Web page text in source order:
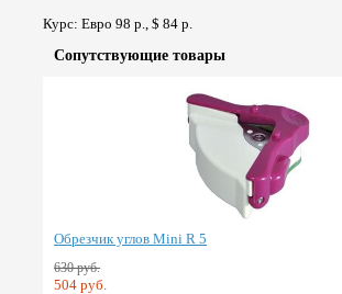
Курс: Евро 98 р., $ 84 р.
Сопут­ствую­щие товары
Обрезчик углов Mini R 5
630 руб.
504 руб.